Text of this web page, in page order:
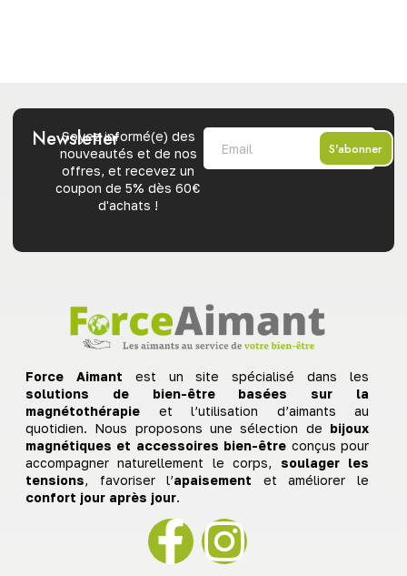
Newsletter
Soyez informé(e) des
nouveautés et de nos
offres, et recevez un
coupon de 5% dès 60€
d'achats !
S'abonner
Force Aimant est un site spécialisé dans les
solutions de bien-être basées sur la
magnétothérapie et l’utilisation d’aimants au
quotidien. Nous proposons une sélection de bijoux
magnétiques et accessoires bien-être conçus pour
accompagner naturellement le corps, soulager les
tensions, favoriser l’apaisement et améliorer le
confort jour après jour.